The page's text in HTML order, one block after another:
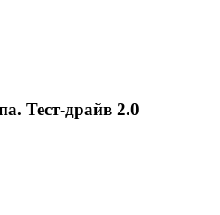
Тест-драйв 2.0